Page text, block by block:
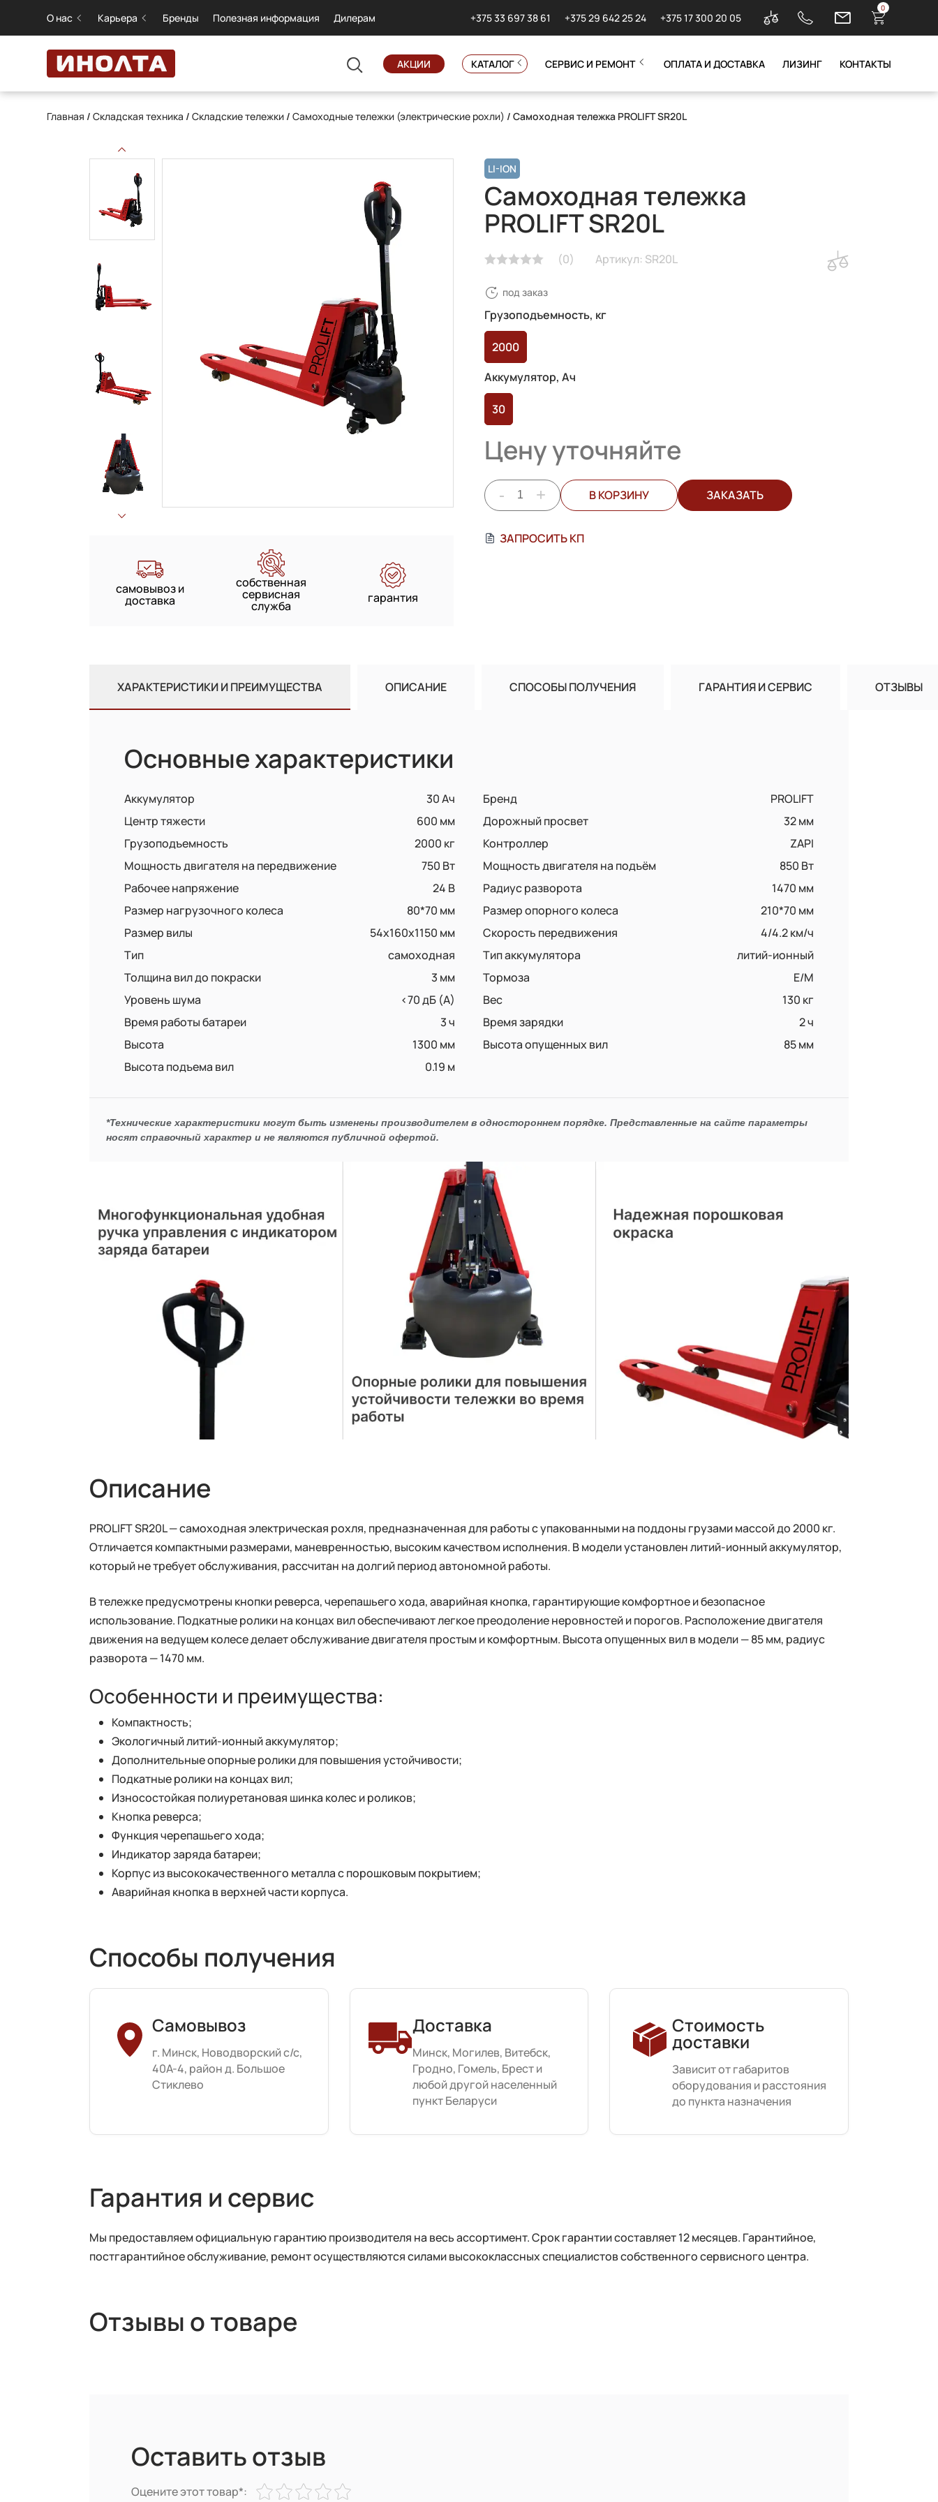
О нас Карьера Бренды Полезная информация Дилерам +375 33 697 38 61 +375 29 642 25 24 +375 17 300 20 05
0
АКЦИИ КАТАЛОГ СЕРВИС И РЕМОНТ ОПЛАТА И ДОСТАВКА ЛИЗИНГ КОНТАКТЫ
Главная /Складская техника /Складские тележки /Самоходные тележки (электрические рохли) / Самоходная тележка PROLIFT SR20L
самовывоз и
доставка
собственная
сервисная
служба
гарантия
LI-ION
Самоходная тележка
PROLIFT SR20L
(0) Артикул: SR20L
под заказ
Грузоподъемность, кг
2000
Аккумулятор, Ач
30
Цену уточняйте
- + В КОРЗИНУ ЗАКАЗАТЬ
ЗАПРОСИТЬ КП
ХАРАКТЕРИСТИКИ И ПРЕИМУЩЕСТВА ОПИСАНИЕ СПОСОБЫ ПОЛУЧЕНИЯ ГАРАНТИЯ И СЕРВИС ОТЗЫВЫ
Основные характеристики
Аккумулятор 30 Ач Бренд
PROLIFT
Центр тяжести
600 мм Дорожный просвет
32 мм
Грузоподъемность
2000 кг Контроллер
ZAPI
Мощность двигателя на передвижение
750 Вт Мощность двигателя на подъём
850 Вт
Рабочее напряжение
24 В Радиус разворота
1470 мм
Размер нагрузочного колеса
80*70 мм Размер опорного колеса
210*70 мм
Размер вилы
54x160x1150 мм Скорость передвижения
4/4.2 км/ч
Тип
самоходная Тип аккумулятора
литий-ионный
Толщина вил до покраски
3 мм Тормоза
E/M
Уровень шума
<70 дБ (А) Вес
130 кг
Время работы батареи
3 ч Время зарядки
2 ч
Высота
1300 мм Высота опущенных вил
85 мм
Высота подъема вил
0.19 м
*Технические характеристики могут быть изменены производителем в одностороннем порядке. Представленные на сайте параметры
носят справочный характер и не являются публичной офертой.
Описание
PROLIFT SR20L — самоходная электрическая рохля, предназначенная для работы с упакованными на поддоны грузами массой до 2000 кг.
Отличается компактными размерами, маневренностью, высоким качеством исполнения. В модели установлен литий-ионный аккумулятор,
который не требует обслуживания, рассчитан на долгий период автономной работы.
В тележке предусмотрены кнопки реверса, черепашьего хода, аварийная кнопка, гарантирующие комфортное и безопасное
использование. Подкатные ролики на концах вил обеспечивают легкое преодоление неровностей и порогов. Расположение двигателя
движения на ведущем колесе делает обслуживание двигателя простым и комфортным. Высота опущенных вил в модели — 85 мм, радиус
разворота — 1470 мм.
Особенности и преимущества:
Компактность;
Экологичный литий-ионный аккумулятор;
Дополнительные опорные ролики для повышения устойчивости;
Подкатные ролики на концах вил;
Износостойкая полиуретановая шинка колес и роликов;
Кнопка реверса;
Функция черепашьего хода;
Индикатор заряда батареи;
Корпус из высококачественного металла с порошковым покрытием;
Аварийная кнопка в верхней части корпуса.
Способы получения
Самовывоз
г. Минск, Новодворский с/с,
40А-4, район д. Большое
Стиклево
Доставка
Минск, Могилев, Витебск,
Гродно, Гомель, Брест и
любой другой населенный
пункт Беларуси
Стоимость
доставки
Зависит от габаритов
оборудования и расстояния
до пункта назначения
Гарантия и сервис
Мы предоставляем официальную гарантию производителя на весь ассортимент. Срок гарантии составляет 12 месяцев. Гарантийное,
постгарантийное обслуживание, ремонт осуществляются силами высококлассных специалистов собственного сервисного центра.
Отзывы о товаре
Оставить отзыв
Оцените этот товар*: